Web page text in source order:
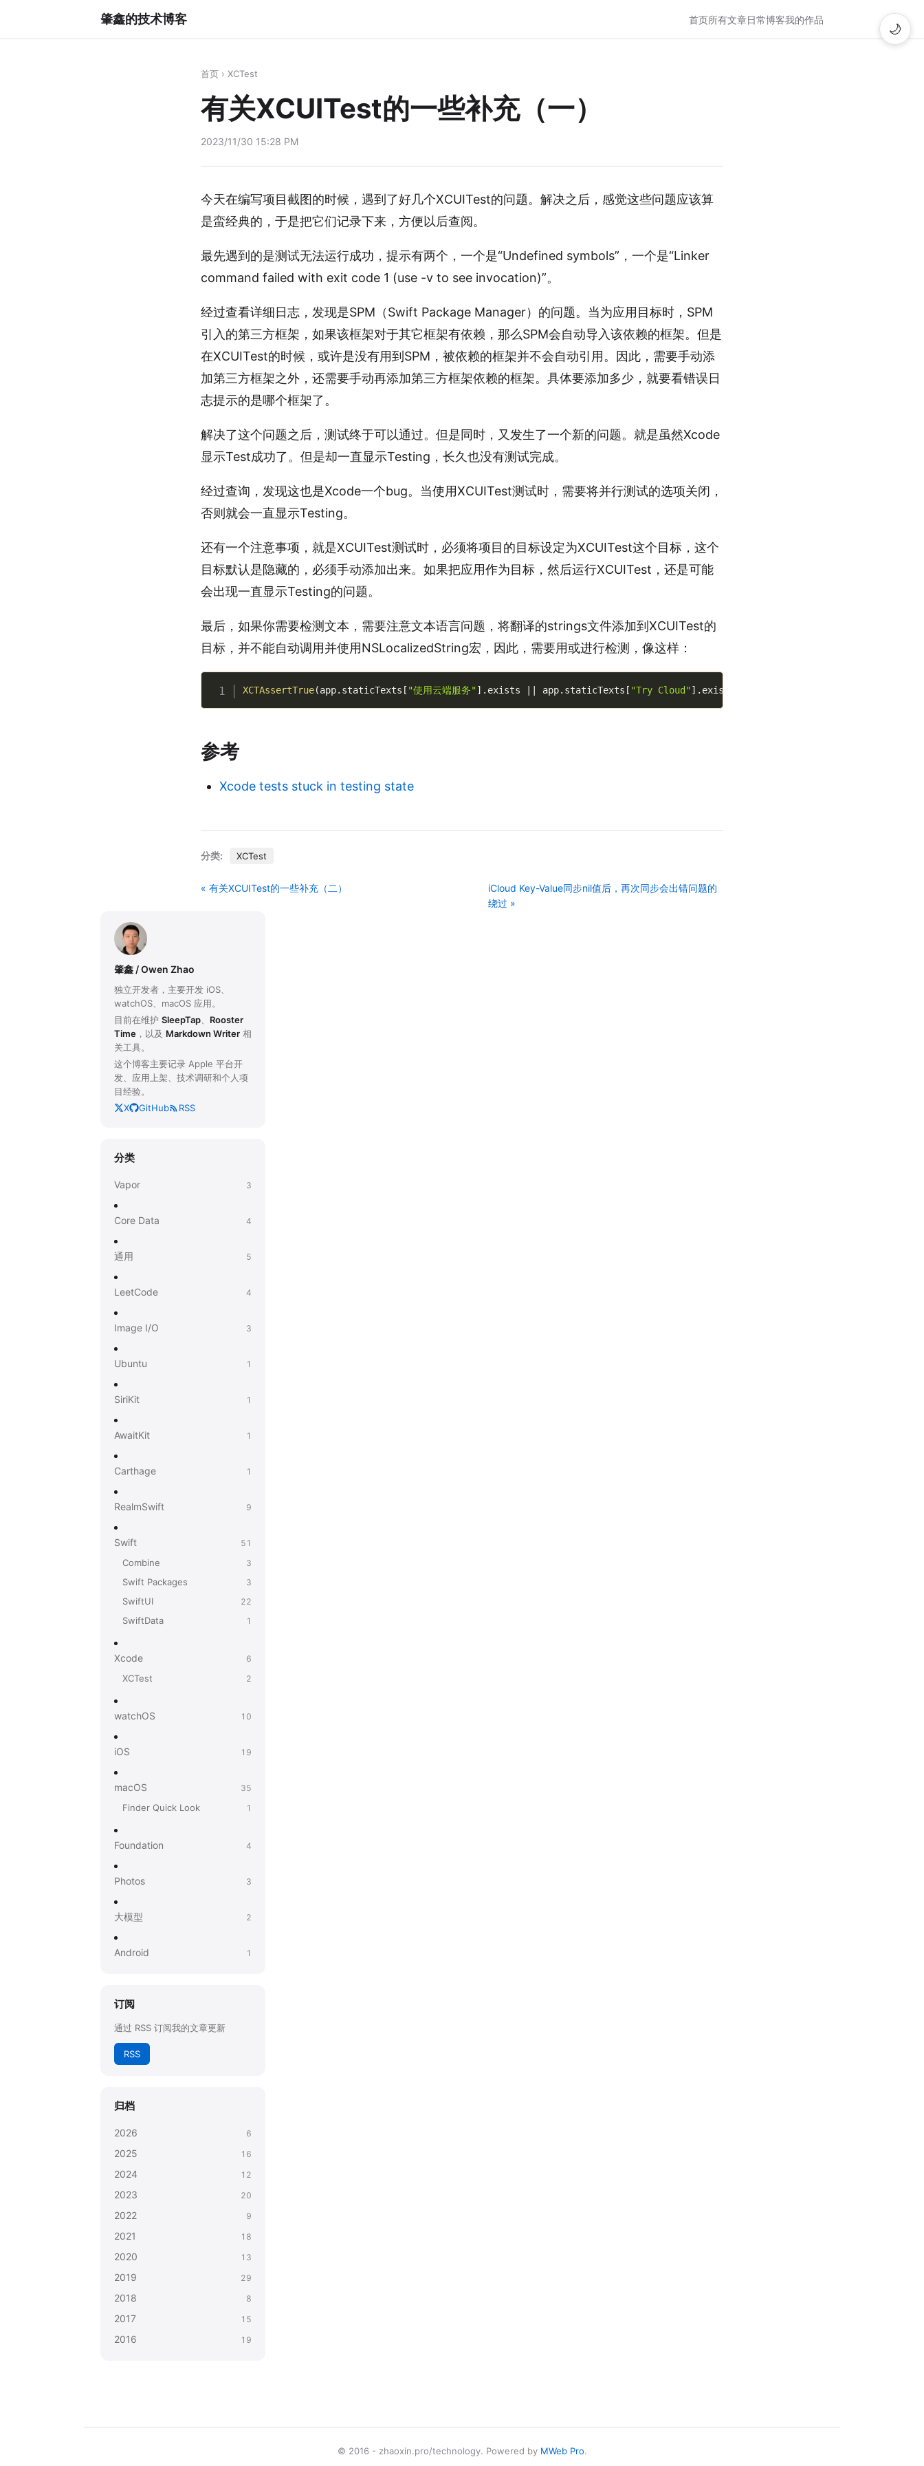
肇鑫的技术博客 首页所有文章日常博客我的作品
首页 › XCTest
有关XCUITest的一些补充（一）
2023/11/30 15:28 PM
今天在编写项目截图的时候，遇到了好几个XCUITest的问题。解决之后，感觉这些问题应该算
是蛮经典的，于是把它们记录下来，方便以后查阅。
最先遇到的是测试无法运行成功，提示有两个，一个是“Undefined symbols”，一个是“Linker
command failed with exit code 1 (use -v to see invocation)”。
经过查看详细日志，发现是SPM（Swift Package Manager）的问题。当为应用目标时，SPM
引入的第三方框架，如果该框架对于其它框架有依赖，那么SPM会自动导入该依赖的框架。但是
在XCUITest的时候，或许是没有用到SPM，被依赖的框架并不会自动引用。因此，需要手动添
加第三方框架之外，还需要手动再添加第三方框架依赖的框架。具体要添加多少，就要看错误日
志提示的是哪个框架了。
解决了这个问题之后，测试终于可以通过。但是同时，又发生了一个新的问题。就是虽然Xcode
显示Test成功了。但是却一直显示Testing，长久也没有测试完成。
经过查询，发现这也是Xcode一个bug。当使用XCUITest测试时，需要将并行测试的选项关闭，
否则就会一直显示Testing。
还有一个注意事项，就是XCUITest测试时，必须将项目的目标设定为XCUITest这个目标，这个
目标默认是隐藏的，必须手动添加出来。如果把应用作为目标，然后运行XCUITest，还是可能
会出现一直显示Testing的问题。
最后，如果你需要检测文本，需要注意文本语言问题，将翻译的strings文件添加到XCUITest的
目标，并不能自动调用并使用NSLocalizedString宏，因此，需要用或进行检测，像这样：
XCTAssertTrue(app. staticTexts [ "使用云端服务"] . exists app. staticTexts [ "Try Cloud"] . exists
参考
Xcode tests stuck in testing state
分类: XCTest
« 有关XCUITest的一些补充（二）
iCloud Key-Value同步nil值后，再次同步会出错问题的
绕过 »
肇鑫 / Owen Zhao
独立开发者，主要开发 iOS、
watchOS、macOS 应用。
目前在维护 SleepTap、 Rooster
Time ，以及 Markdown Writer 相
关工具。
这个博客主要记录 Apple 平台开
发、应用上架、技术调研和个人项
目经验。
X
GitHub RSS
分类
Vapor 3
Core Data 4
通用 5
LeetCode 4
Image I/O 3
Ubuntu 1
SiriKit 1
AwaitKit 1
Carthage 1
RealmSwift 9
Swift 51
Combine 3
Swift Packages 3
SwiftUI 22
SwiftData 1
Xcode 6
XCTest 2
watchOS 10
iOS 19
macOS 35
Finder Quick Look 1
Foundation 4
Photos 3
大模型 2
Android 1
订阅
通过 RSS 订阅我的文章更新
RSS
归档
2026 6
2025 16
2024 12
2023 20
2022 9
2021 18
2020 13
2019 29
2018 8
2017 15
2016 19
© 2016 - zhaoxin.pro/technology. Powered by MWeb Pro.
🌙